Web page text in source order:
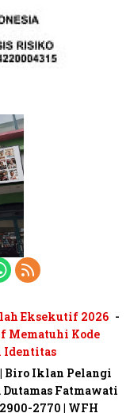
Eksekutif 2026
Mematuhi Kode
Identitas
Biro Iklan Pelangi
Dutamas Fatmawati
2770 | WFH